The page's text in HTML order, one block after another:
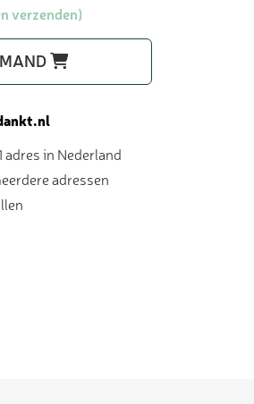
verzenden)
adres in Nederland
adressen